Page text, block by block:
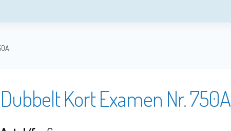
Dubbelt Kort Examen Nr. 750A